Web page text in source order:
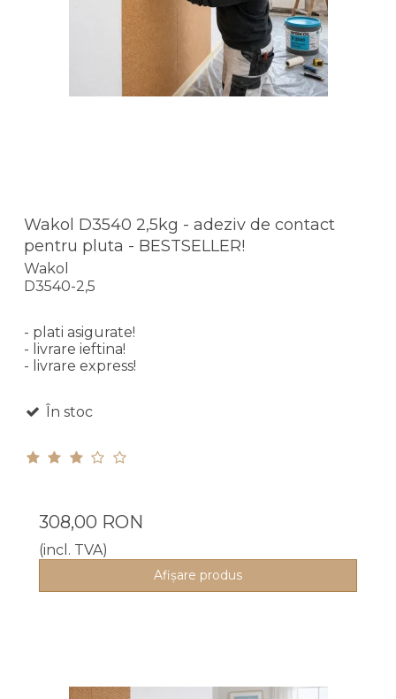
Wakol D3540 2,5kg - adeziv de contact
pentru pluta - BESTSELLER!
Wakol
D3540-2,5
- plati asigurate!
- livrare ieftina!
- livrare express!
În stoc
308,00 RON
(incl. TVA)
Afişare produs